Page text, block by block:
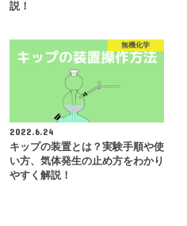
説！
無機化学
2022.6.24
キップの装置とは？実験手順や使
い方、気体発生の止め方をわかり
やすく解説！